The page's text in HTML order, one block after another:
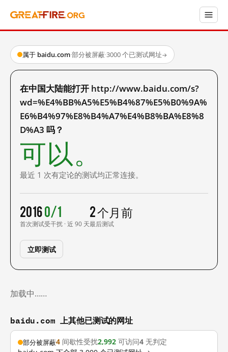
属于 baidu.com·部分被屏蔽·3000 个已测试网址→
在中国大陆能打开 http://www.baidu.com/s?
wd=%E4%BB%A5%E5%B4%87%E5%B0%9A%
E6%B4%97%E8%B4%A7%E4%B8%BA%E8%8
D%A3 吗？
可以。
最近 1 次有定论的测试均正常连接。
2016
首次测试
0/1
受干扰 · 近 90 天
2 个月前
最后测试
立即测试
加载中……
baidu.com 上其他已测试的网址
部分被屏蔽4 间歇性受扰2,992 可访问4 无判定